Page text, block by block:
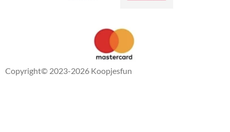
Copyright© 2023-2026 Koopjesfun